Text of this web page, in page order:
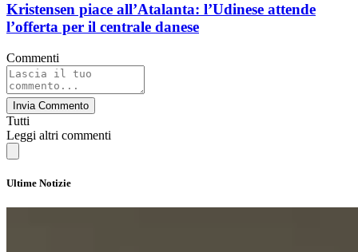
Kristensen piace all’Atalanta: l’Udinese attende
l’offerta per il centrale danese
Commenti
Invia Commento
Tutti
Leggi altri commenti
Ultime Notizie